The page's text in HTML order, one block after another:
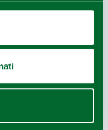
12/2020